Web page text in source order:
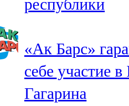
республики
«Ак Барс»
себе участие в
Гагарина